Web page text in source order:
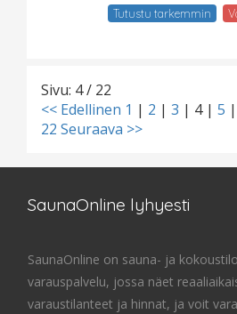
Tutustu tarkemmin
Sivu: 4 / 22
<< Edellinen 1 | 2 | 3 | 4| 5 |
22 Seuraava >>
SaunaOnline lyhyesti
SaunaOnline on sauna- ja
varauspalvelu, jossa näet
varaustilanteet ja hinnat, ja voit